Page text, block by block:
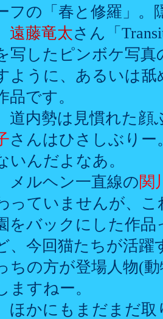
フの「春と修羅」。
遠藤竜太さん「
写したピンボケ写
ように、あるいは
品です。
道内勢は見慣れた顔
さんはひさしぶり
いんだよなあ。
メルヘン一直線の関
っていませんが、
をバックにした作
、今回猫たちが活
ちの方が登場人物(
ますねー。
ほかにもまだまだ取